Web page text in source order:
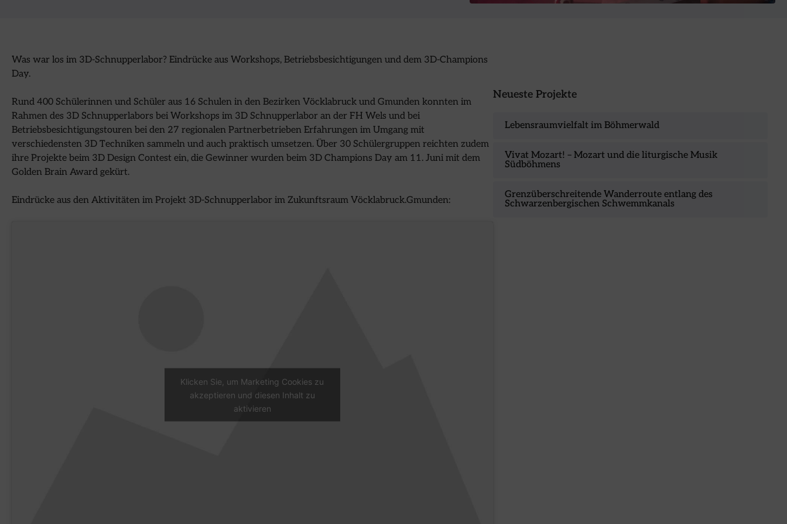
Was war los im 3D-Schnupperlabor? Eindrücke aus Workshops, Betriebsbesichtigungen und dem 3D-Champions
Day.
Rund 400 Schülerinnen und Schüler aus 16 Schulen in den Bezirken Vöcklabruck und Gmunden konnten im
Rahmen des 3D Schnupperlabors bei Workshops im 3D Schnupperlabor an der FH Wels und bei
Betriebsbesichtigungstouren bei den 27 regionalen Partnerbetrieben Erfahrungen im Umgang mit
verschiedensten 3D Techniken sammeln und auch praktisch umsetzen. Über 30 Schülergruppen reichten zudem
ihre Projekte beim 3D Design Contest ein, die Gewinner wurden beim 3D Champions Day am 11. Juni mit dem
Golden Brain Award gekürt.
Eindrücke aus den Aktivitäten im Projekt 3D-Schnupperlabor im Zukunftsraum Vöcklabruck.Gmunden:
Klicken Sie, um Marketing Cookies zu
akzeptieren und diesen Inhalt zu
aktivieren
Neueste Projekte
Lebensraumvielfalt im Böhmerwald
Vivat Mozart! – Mozart und die liturgische Musik
Südböhmens
Grenzüberschreitende Wanderroute entlang des
Schwarzenbergischen Schwemmkanals